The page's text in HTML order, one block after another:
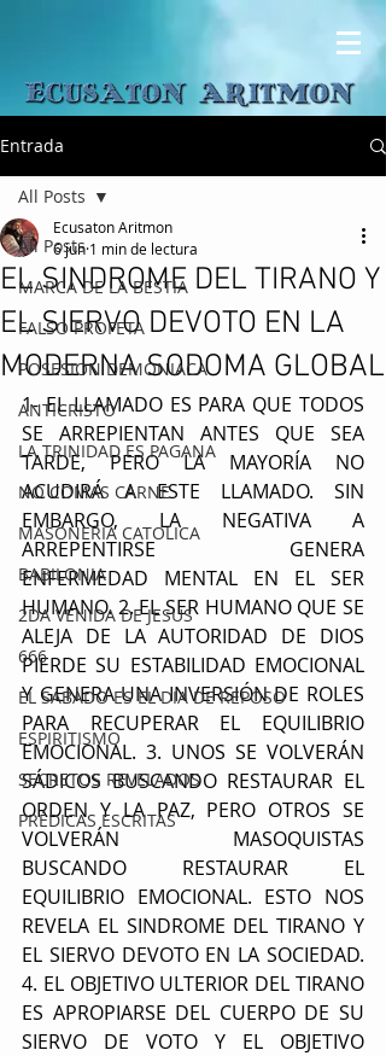
Entrada
All Posts
MARCA DE LA BESTIA
FALSO PROFETA
POSESION DEMONIACA
ANTICRISTO
LA TRINIDAD ES PAGANA
NO COMAS CARNE
MASONERIA CATOLICA
BABILONIA
2DA VENIDA DE JESUS
666
EL SABADO ES EL DIA DE REPOSO
ESPIRITISMO
SECRETOS REVELADOS
PRÉDICAS ESCRITAS
All Posts
EL SINDROME DEL TIRANO Y
EL SIERVO DEVOTO EN LA
MODERNA SODOMA GLOBAL
Ecusaton Aritmon
6 jun 1 min de lectura
1- EL LLAMADO ES PARA QUE TODOS
SE ARREPIENTAN ANTES QUE SEA
TARDE, PERO LA MAYORÍA NO
ACUDIRÁ A ESTE LLAMADO. SIN
EMBARGO, LA NEGATIVA A
ARREPENTIRSE GENERA
ENFERMEDAD MENTAL EN EL SER
HUMANO. 2. EL SER HUMANO QUE SE
ALEJA DE LA AUTORIDAD DE DIOS
PIERDE SU ESTABILIDAD EMOCIONAL
Y GENERA UNA INVERSIÓN DE ROLES
PARA RECUPERAR EL EQUILIBRIO
EMOCIONAL. 3. UNOS SE VOLVERÁN
SÁDICOS BUSCANDO RESTAURAR EL
ORDEN Y LA PAZ, PERO OTROS SE
VOLVERÁN MASOQUISTAS
BUSCANDO RESTAURAR EL
EQUILIBRIO EMOCIONAL. ESTO NOS
REVELA EL SINDROME DEL TIRANO Y
EL SIERVO DEVOTO EN LA SOCIEDAD.
4. EL OBJETIVO ULTERIOR DEL TIRANO
ES APROPIARSE DEL CUERPO DE SU
SIERVO DE VOTO Y EL OBJETIVO